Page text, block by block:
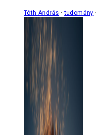
Tóth András tudomány